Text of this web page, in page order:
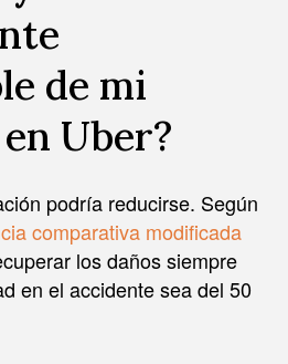
de mi
Uber?
podría reducirse. Según
comparativa modificada
los daños siempre
en el accidente sea del 50